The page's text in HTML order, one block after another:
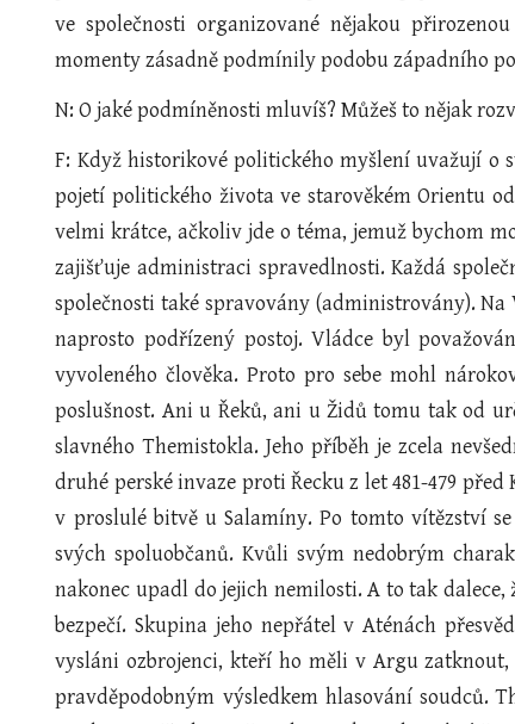
ve společnosti organizované nějakou
momenty zásadně podmínily podobu západního
N: O jaké podmíněnosti mluvíš? Můžeš to nějak
F: Když historikové politického myšlení uvažují o
pojetí politického života ve starověkém Orientu
velmi krátce, ačkoliv jde o téma, jemuž bychom
zajišťuje administraci spravedlnosti. Každá
společnosti také spravovány (administrovány).
naprosto podřízený postoj. Vládce byl
vyvoleného člověka. Proto pro sebe mohl
poslušnost. Ani u Řeků, ani u Židů tomu tak od
slavného Themistokla. Jeho příběh je zcela
druhé perské invaze proti Řecku z let 481-479
v proslulé bitvě u Salamíny. Po tomto vítězství
svých spoluobčanů. Kvůli svým nedobrým
nakonec upadl do jejich nemilosti. A to tak
bezpečí. Skupina jeho nepřátel v Aténách
vysláni ozbrojenci, kteří ho měli v Argu
pravděpodobným výsledkem hlasování soudců.